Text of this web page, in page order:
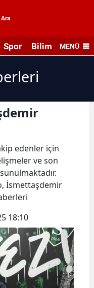
Ara
Spor Bilim veMENÜ
edenler için
ve son
İsmettaşdemir
18:10